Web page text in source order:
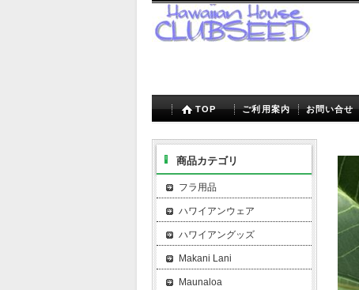
TOP ご利用案内 お問い合せ
商品カテゴリ
フラ用品
ハワイアンウェア
ハワイアングッズ
Makani Lani
Maunaloa